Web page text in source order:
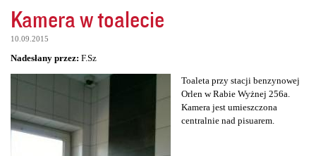
Kamera w toalecie
10.09.2015
Nadesłany przez: F.Sz
Toaleta przy stacji benzynowej
Orlen w Rabie Wyżnej 256a.
Kamera jest umieszczona
centralnie nad pisuarem.